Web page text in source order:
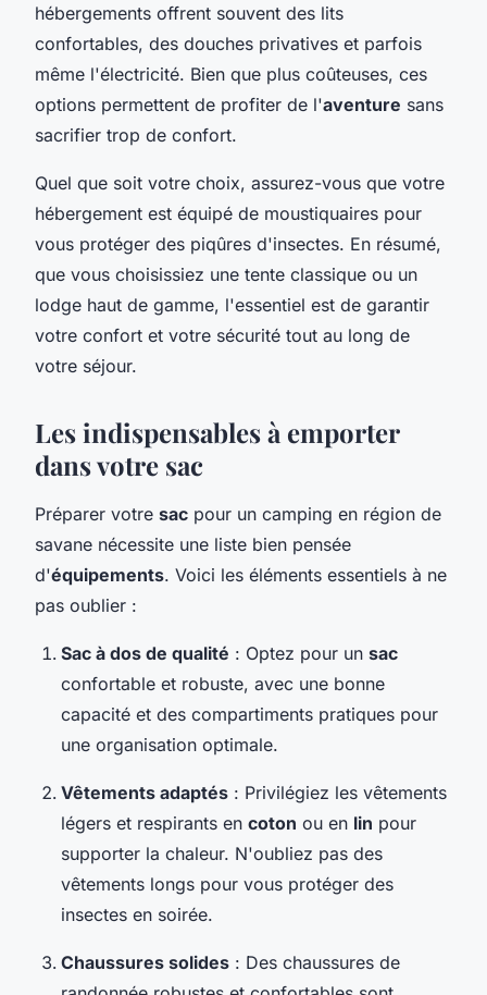
hébergements offrent souvent des lits
confortables, des douches privatives et parfois
même l'électricité. Bien que plus coûteuses, ces
options permettent de profiter de l'aventure sans
sacrifier trop de confort.
Quel que soit votre choix, assurez-vous que votre
hébergement est équipé de moustiquaires pour
vous protéger des piqûres d'insectes. En résumé,
que vous choisissiez une tente classique ou un
lodge haut de gamme, l'essentiel est de garantir
votre confort et votre sécurité tout au long de
votre séjour.
Les indispensables à emporter
dans votre sac
Préparer votre sac pour un camping en région de
savane nécessite une liste bien pensée
d'équipements. Voici les éléments essentiels à ne
pas oublier :
Sac à dos de qualité : Optez pour un sac
confortable et robuste, avec une bonne
capacité et des compartiments pratiques pour
une organisation optimale.
Vêtements adaptés : Privilégiez les vêtements
légers et respirants en coton ou en lin pour
supporter la chaleur. N'oubliez pas des
vêtements longs pour vous protéger des
insectes en soirée.
Chaussures solides : Des chaussures de